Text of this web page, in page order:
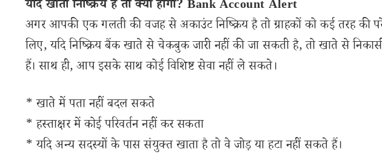
यदि खाता निष्क्रिय है तो क्या होगा? Bank Account Alert
अगर आपकी एक गलती की वजह से अकाउंट निष्क्रिय है तो ग्राहकों को कई तरह की
लिए, यदि निष्क्रिय बैंक खाते से चेकबुक जारी नहीं की जा सकती है, तो खाते से
हैं। साथ ही, आप इसके साथ कोई विशिष्ट सेवा नहीं ले सकते।
* खाते में पता नहीं बदल सकते
* हस्ताक्षर में कोई परिवर्तन नहीं कर सकता
* यदि अन्य सदस्यों के पास संयुक्त खाता है तो वे जोड़ या हटा नहीं सकते हैं।